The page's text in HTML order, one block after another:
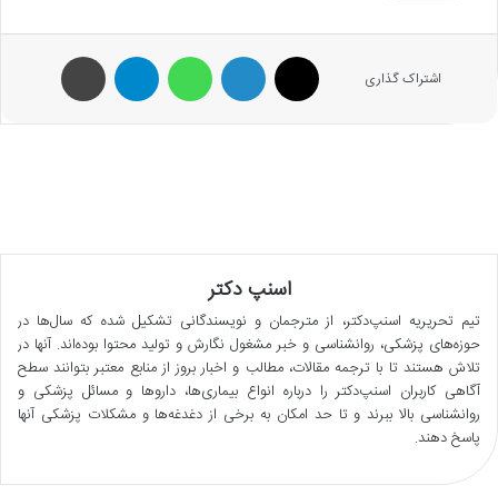
اشتراک گذاری
اسنپ دکتر
تیم تحریریه اسنپ‌دکتر، از مترجمان و نویسندگانی تشکیل شده که سال‌ها در
حوزه‌های پزشکی، روانشناسی و خبر مشغول نگارش و تولید محتوا بوده‌اند. آنها در
تلاش هستند تا با ترجمه مقالات، مطالب و اخبار بروز از منابع معتبر بتوانند سطح
آگاهی کاربران اسنپ‌دکتر را درباره انواع بیماری‌ها، داروها و مسائل پزشکی و
روانشناسی بالا ببرند و تا حد امکان به برخی از دغدغه‌ها و مشکلات پزشکی آنها
پاسخ دهند.